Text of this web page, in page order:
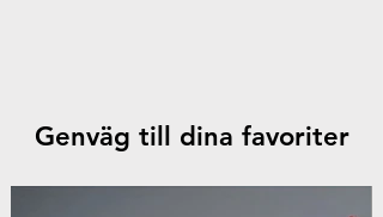
Genväg till dina favoriter